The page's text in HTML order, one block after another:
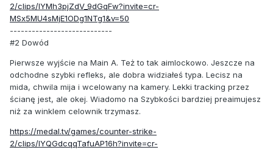
2/clips/lYMh3pjZdV_9dGqFw?invite=cr-
MSx5MU4sMjE1ODg1NTg1&v=50
----------------------------
#2 Dowód
Pierwsze wyjście na Main A. Też to tak aimlockowo. Jeszcze na
odchodne szybki refleks, ale dobra widziałeś typa. Lecisz na
mida, chwila mija i wcelowany na kamery. Lekki tracking przez
ścianę jest, ale okej. Wiadomo na Szybkości bardziej preaimujesz
niż za winklem celownik trzymasz.
https://medal.tv/games/counter-strike-
2/clips/lYQGdcqqTafuAP16h?invite=cr-